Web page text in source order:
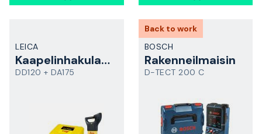
LEICA
Kaapelinhakulaite
DD120 + DA175
Back to work
BOSCH
Rakenneilmaisin
D-TECT 200 C